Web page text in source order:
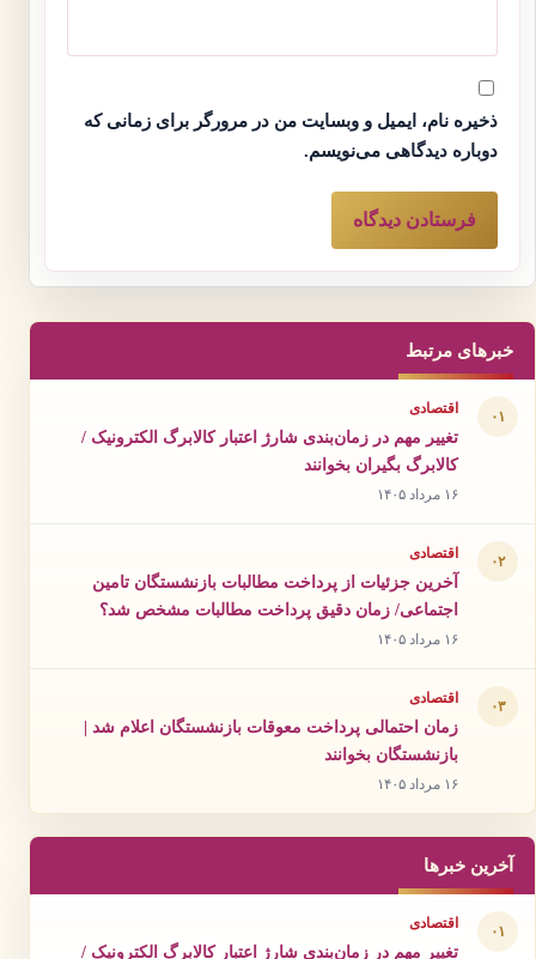
ذخیره نام، ایمیل و وبسایت من در مرورگر برای زمانی که
دوباره دیدگاهی می‌نویسم.
خبرهای مرتبط
۰۱ اقتصادی
تغییر مهم در زمان‌بندی شارژ اعتبار کالابرگ الکترونیک /
کالابرگ بگیران بخوانند
۱۶ مرداد ۱۴۰۵
۰۲ اقتصادی
آخرین جزئیات از پرداخت مطالبات بازنشستگان تامین
اجتماعی/ زمان دقیق پرداخت مطالبات مشخص شد؟
۱۶ مرداد ۱۴۰۵
۰۳ اقتصادی
زمان احتمالی پرداخت معوقات بازنشستگان اعلام شد |
بازنشستگان بخوانند
۱۶ مرداد ۱۴۰۵
آخرین خبرها
۰۱ اقتصادی
تغییر مهم در زمان‌بندی شارژ اعتبار کالابرگ الکترونیک /